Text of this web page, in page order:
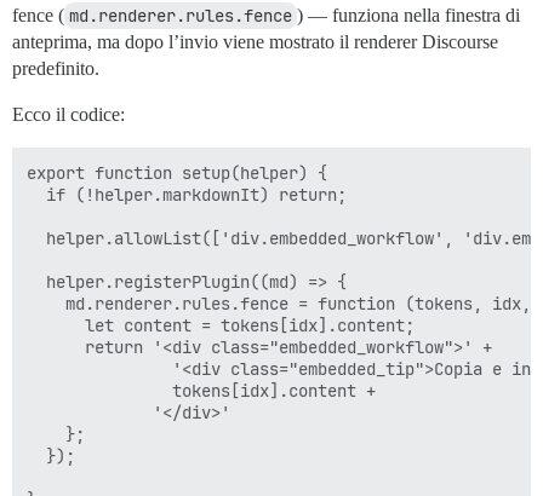
fence ( md.renderer.rules.fence ) — funziona nella finestra di
anteprima, ma dopo l’invio viene mostrato il renderer Discourse
predefinito.
Ecco il codice:
export function setup(helper) {
  if (!helper.markdownIt) return;
helper.allowList(['div.embedded_workflow',
  helper.registerPlugin((md) => {
md.renderer.rules.fence = function (tokens, idx,
      let content = tokens[idx].content;
      return '<div class="embedded_workflow">' +
'<div class="embedded_tip">Copia e
               tokens[idx].content +
             '</div>'
    };
  });